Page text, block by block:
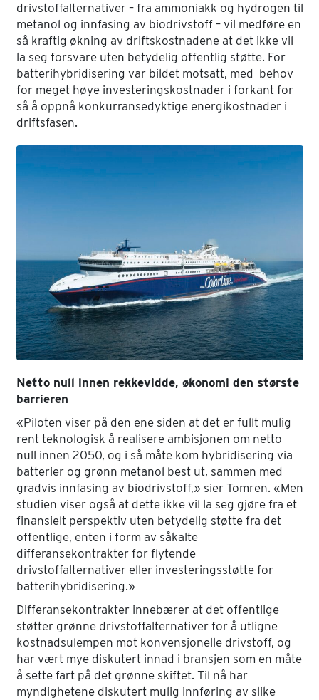
drivstoffalternativer – fra ammoniakk og hydrogen til
metanol og innfasing av biodrivstoff – vil medføre en
så kraftig økning av driftskostnadene at det ikke vil
la seg forsvare uten betydelig offentlig støtte. For
batterihybridisering var bildet motsatt, med behov
for meget høye investeringskostnader i forkant for
så å oppnå konkurransedyktige energikostnader i
driftsfasen.
Netto null innen rekkevidde, økonomi den største
barrieren
«Piloten viser på den ene siden at det er fullt mulig
rent teknologisk å realisere ambisjonen om netto
null innen 2050, og i så måte kom hybridisering via
batterier og grønn metanol best ut, sammen med
gradvis innfasing av biodrivstoff,» sier Tomren. «Men
studien viser også at dette ikke vil la seg gjøre fra et
finansielt perspektiv uten betydelig støtte fra det
offentlige, enten i form av såkalte
differansekontrakter for flytende
drivstoffalternativer eller investeringsstøtte for
batterihybridisering.»
Differansekontrakter innebærer at det offentlige
støtter grønne drivstoffalternativer for å utligne
kostnadsulempen mot konvensjonelle drivstoff, og
har vært mye diskutert innad i bransjen som en måte
å sette fart på det grønne skiftet. Til nå har
myndighetene diskutert mulig innføring av slike